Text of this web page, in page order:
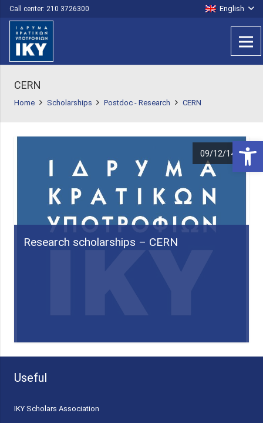
Call center: 210 3726300 English
CERN
Home Scholarships Postdoc - Research CERN
09/12/14
Research scholarships – CERN
Useful
ΙΚΥ Scholars Association